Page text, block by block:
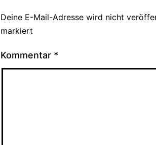
Deine E-Mail-Adresse wird nicht
markiert
Kommentar *